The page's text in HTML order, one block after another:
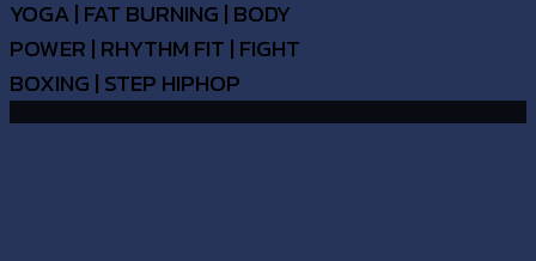
YOGA | FAT BURNING | BODY
POWER | RHYTHM FIT | FIGHT
BOXING | STEP HIPHOP